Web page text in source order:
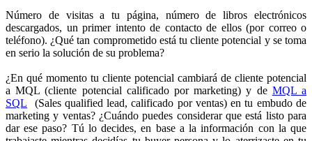
Número de visitas a tu página, número de libros electrónicos
descargados, un primer intento de contacto de ellos (por correo o
teléfono). ¿Qué tan comprometido está tu cliente potencial y se toma
en serio la solución de su problema?
¿En qué momento tu cliente potencial cambiará de cliente potencial
a MQL (cliente potencial calificado por marketing) y de MQL a
SQL (Sales qualified lead, calificado por ventas) en tu embudo de
marketing y ventas? ¿Cuándo puedes considerar que está listo para
dar ese paso? Tú lo decides, en base a la información con la que